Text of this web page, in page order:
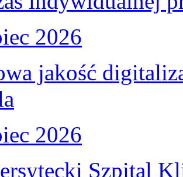
2026
jakość
2026
Szpital